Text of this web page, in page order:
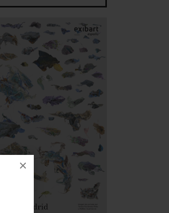
×